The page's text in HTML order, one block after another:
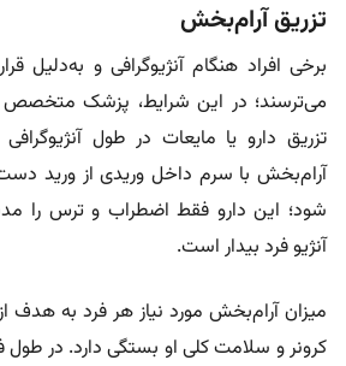
تزریق آرام‌بخش
برخی افراد هنگام آنژیوگرافی و به‌دلیل
تزریق دارو یا مایعات در طول
آرام‌بخش با سرم داخل وریدی از ورید
شود؛ این دارو فقط اضطراب و ترس را
آنژیو فرد بیدار است.
میزان آرام‌بخش مورد نیاز هر فرد به هدف
کرونر و سلامت کلی او بستگی دارد. در طول